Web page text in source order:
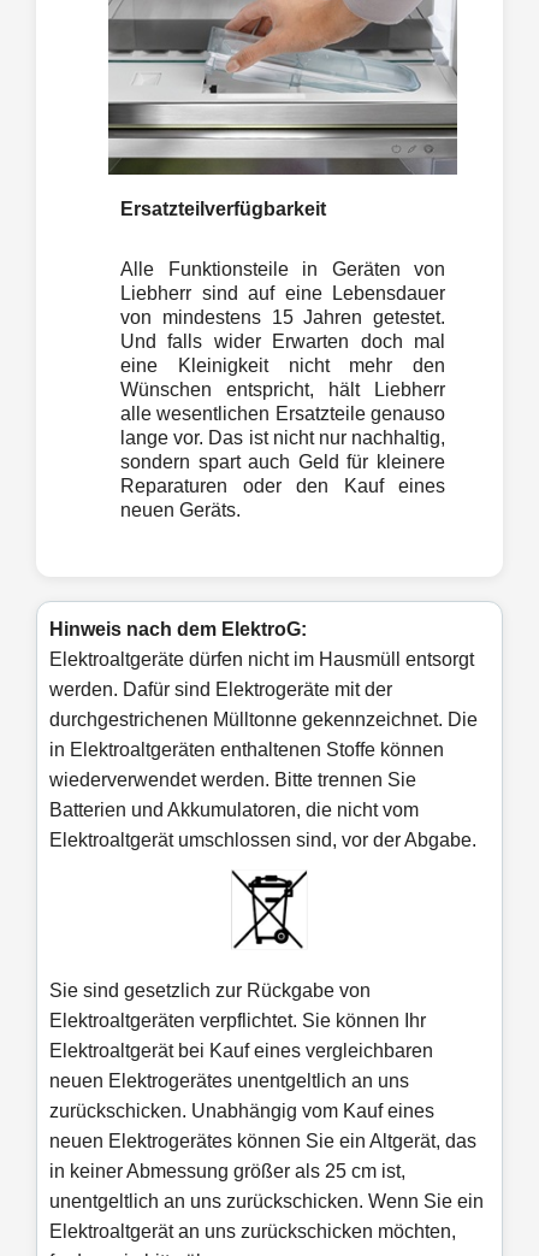
Ersatzteilverfügbarkeit
Alle Funktionsteile in Geräten von
Liebherr sind auf eine Lebensdauer
von mindestens 15 Jahren getestet.
Und falls wider Erwarten doch mal
eine Kleinigkeit nicht mehr den
Wünschen entspricht, hält Liebherr
alle wesentlichen Ersatzteile genauso
lange vor. Das ist nicht nur nachhaltig,
sondern spart auch Geld für kleinere
Reparaturen oder den Kauf eines
neuen Geräts.
Hinweis nach dem ElektroG:
Elektroaltgeräte dürfen nicht im Hausmüll entsorgt
werden. Dafür sind Elektrogeräte mit der
durchgestrichenen Mülltonne gekennzeichnet. Die
in Elektroaltgeräten enthaltenen Stoffe können
wiederverwendet werden. Bitte trennen Sie
Batterien und Akkumulatoren, die nicht vom
Elektroaltgerät umschlossen sind, vor der Abgabe.
Sie sind gesetzlich zur Rückgabe von
Elektroaltgeräten verpflichtet. Sie können Ihr
Elektroaltgerät bei Kauf eines vergleichbaren
neuen Elektrogerätes unentgeltlich an uns
zurückschicken. Unabhängig vom Kauf eines
neuen Elektrogerätes können Sie ein Altgerät, das
in keiner Abmessung größer als 25 cm ist,
unentgeltlich an uns zurückschicken. Wenn Sie ein
Elektroaltgerät an uns zurückschicken möchten,